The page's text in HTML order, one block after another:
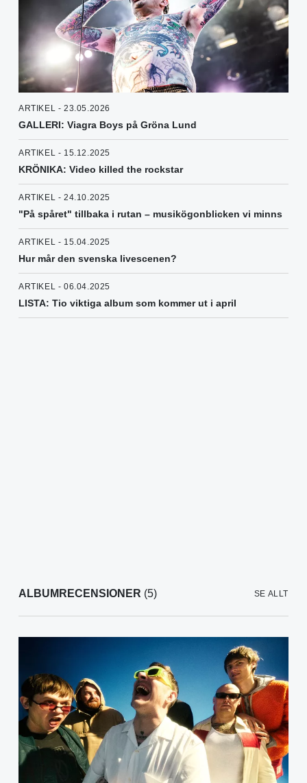
ARTIKEL - 23.05.2026
GALLERI: Viagra Boys på Gröna Lund
ARTIKEL - 15.12.2025
KRÖNIKA: Video killed the rockstar
ARTIKEL - 24.10.2025
"På spåret" tillbaka i rutan – musikögonblicken vi minns
ARTIKEL - 15.04.2025
Hur mår den svenska livescenen?
ARTIKEL - 06.04.2025
LISTA: Tio viktiga album som kommer ut i april
ALBUMRECENSIONER (5) SE ALLT